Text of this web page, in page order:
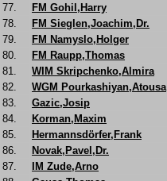
77.
FM Gohil,Harry
78.
FM Sieglen,Joachim,Dr.
79.
FM Namyslo,Holger
80.
FM Raupp,Thomas
81.
WIM Skripchenko,Almira
82.
WGM Pourkashiyan,Atousa
83.
Gazic,Josip
84.
Korman,Maxim
85.
Hermannsdörfer,Frank
86.
Novak,Pavel,Dr.
87.
IM Zude,Arno